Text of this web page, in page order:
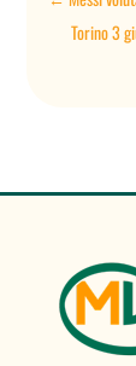
Torino 3